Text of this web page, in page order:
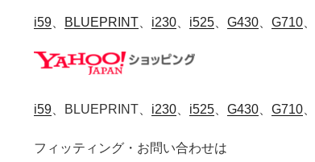
i59 BLUEPRINT i230 i525 G430 G710
i59 、BLUEPRINT、 i230 i525 G430 G710
フィッティング・お問い合わせは